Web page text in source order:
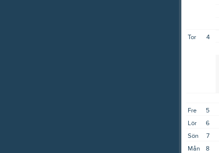
4
Tor
5
Fre
6
Lör
7
Sön
8
Mån